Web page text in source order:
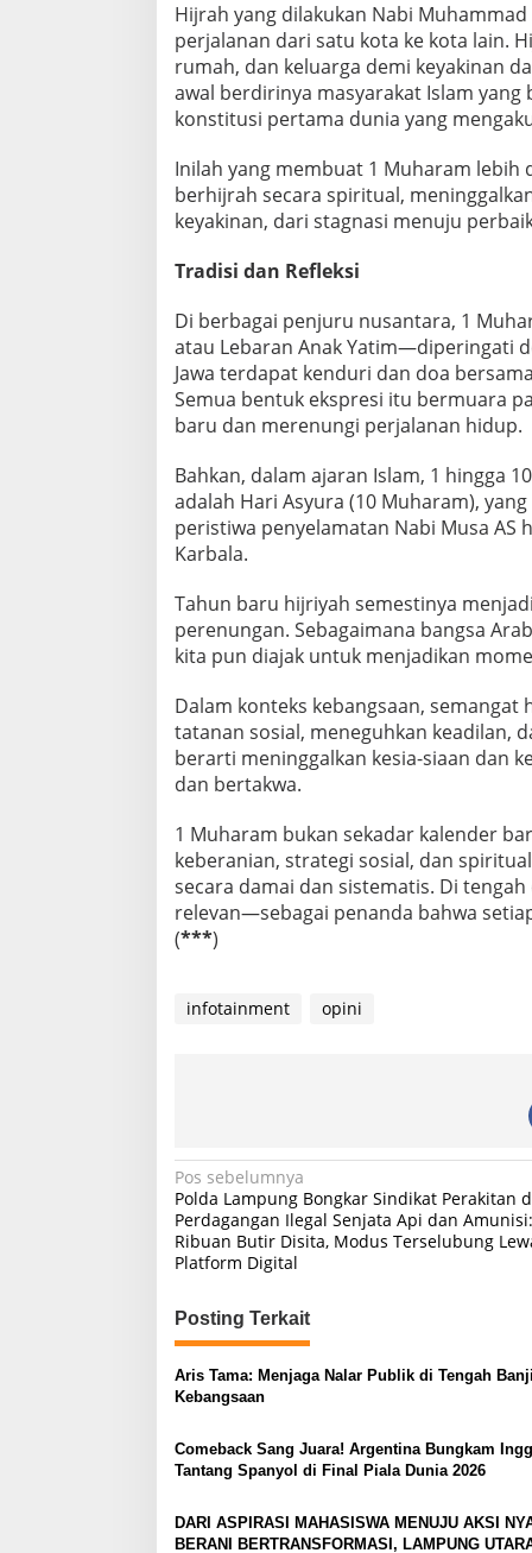
Hijrah yang dilakukan Nabi
perjalanan dari satu kota ke kota lain.
rumah, dan keluarga demi keyakinan
awal berdirinya masyarakat Islam
konstitusi pertama dunia yang
Inilah yang membuat 1 Muharam lebih
berhijrah secara spiritual,
keyakinan, dari stagnasi menuju
Tradisi dan Refleksi
Di berbagai penjuru nusantara, 1
atau Lebaran Anak Yatim—diperingati
Jawa terdapat kenduri dan doa
Semua bentuk ekspresi itu bermuara
baru dan merenungi perjalanan hidup.
Bahkan, dalam ajaran Islam, 1 hingga
adalah Hari Asyura (10 Muharam),
peristiwa penyelamatan Nabi Musa AS
Karbala.
Tahun baru hijriyah semestinya
perenungan. Sebagaimana bangsa
kita pun diajak untuk menjadikan
Dalam konteks kebangsaan,
tatanan sosial, meneguhkan keadilan,
berarti meninggalkan kesia-siaan dan
dan bertakwa.
1 Muharam bukan sekadar kalender
keberanian, strategi sosial, dan
secara damai dan sistematis. Di
relevan—sebagai penanda bahwa
(***)
infotainment opini
N
a
v
g
a
s
p
o
s
Pos sebelumnya
Polda Lampung Bongkar Sindikat Perakitan
Perdagangan Ilegal Senjata Api dan Amunisi:
Ribuan Butir Disita, Modus Terselubung
Platform Digital
Posting Terkait
Aris Tama: Menjaga Nalar Publik di Tengah
Kebangsaan
Comeback Sang Juara! Argentina Bungkam
Tantang Spanyol di Final Piala Dunia 2026
DARI ASPIRASI MAHASISWA MENUJU AKSI
BERANI BERTRANSFORMASI, LAMPUNG